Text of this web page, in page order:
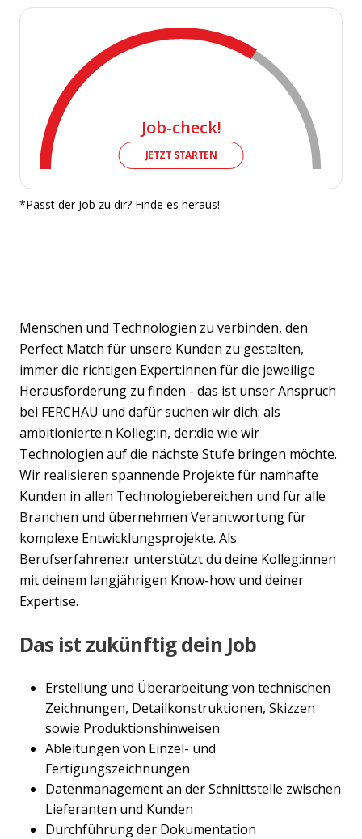
Job-check!
JETZT STARTEN
*Passt der Job zu dir? Finde es heraus!
Menschen und Technologien zu verbinden, den
Perfect Match für unsere Kunden zu gestalten,
immer die richtigen Expert:innen für die jeweilige
Herausforderung zu finden - das ist unser Anspruch
bei FERCHAU und dafür suchen wir dich: als
ambitionierte:n Kolleg:in, der:die wie wir
Technologien auf die nächste Stufe bringen möchte.
Wir realisieren spannende Projekte für namhafte
Kunden in allen Technologiebereichen und für alle
Branchen und übernehmen Verantwortung für
komplexe Entwicklungsprojekte. Als
Berufserfahrene:r unterstützt du deine Kolleg:innen
mit deinem langjährigen Know-how und deiner
Expertise.
Das ist zukünftig dein Job
Erstellung und Überarbeitung von technischen
Zeichnungen, Detailkonstruktionen, Skizzen
sowie Produktionshinweisen
Ableitungen von Einzel- und
Fertigungszeichnungen
Datenmanagement an der Schnittstelle zwischen
Lieferanten und Kunden
Durchführung der Dokumentation